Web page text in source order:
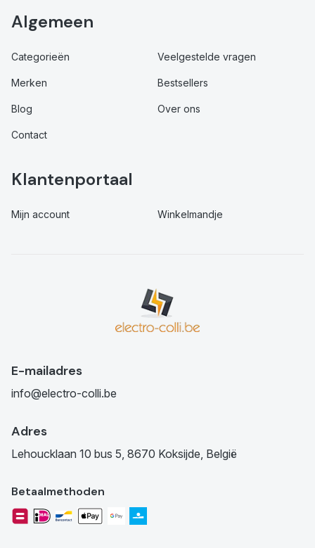
Algemeen
Categorieën Veelgestelde vragen
Merken Bestsellers
Blog Over ons
Contact
Klantenportaal
Mijn account Winkelmandje
E-mailadres
info@electro-colli.be
Adres
Lehoucklaan 10 bus 5, 8670 Koksijde, België
Betaalmethoden